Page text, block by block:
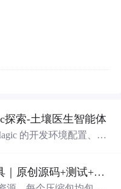
探索-土壤医生智能体
的开发环境配置、智
长上下文工具状态丢失工具｜原创源码+测试+离线报告